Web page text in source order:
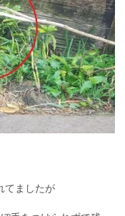
てましたが